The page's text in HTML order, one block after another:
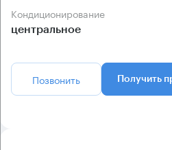
Кондиционирование
центральное
Позвонить Получить